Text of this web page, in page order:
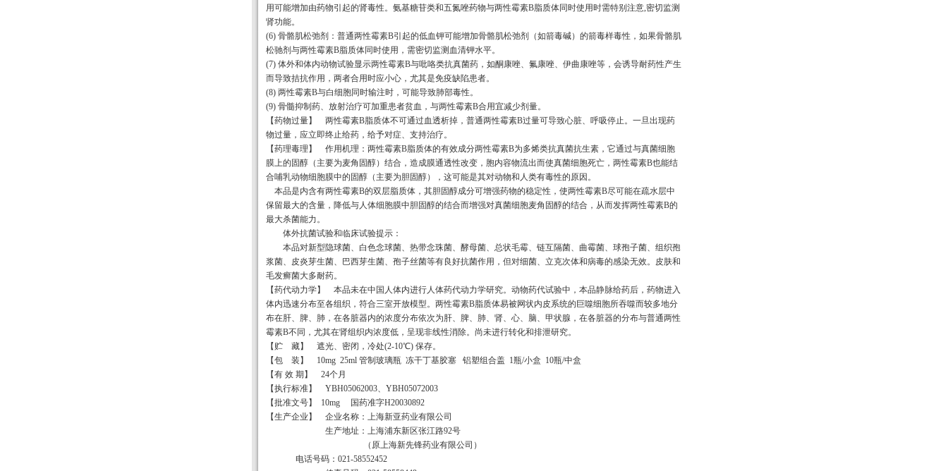
用可能增加由药物引起的肾毒性。氨基糖苷类和五氮唑药物与两性霉素B脂质体同时使用时需特别注意,密切监测
肾功能。
(6) 骨骼肌松弛剂：普通两性霉素B引起的低血钾可能增加骨骼肌松弛剂（如箭毒碱）的箭毒样毒性，如果骨骼肌
松驰剂与两性霉素B脂质体同时使用，需密切监测血清钾水平。
(7) 体外和体内动物试验显示两性霉素B与吡咯类抗真菌药，如酮康唑、氟康唑、伊曲康唑等，会诱导耐药性产生
而导致拮抗作用，两者合用时应小心，尤其是免疫缺陷患者。
(8) 两性霉素B与白细胞同时输注时，可能导致肺部毒性。
(9) 骨髓抑制药、放射治疗可加重患者贫血，与两性霉素B合用宜减少剂量。
【药物过量】 两性霉素B脂质体不可通过血透析掉，普通两性霉素B过量可导致心脏、呼吸停止。一旦出现药
物过量，应立即终止给药，给予对症、支持治疗。
【药理毒理】 作用机理：两性霉素B脂质体的有效成分两性霉素B为多烯类抗真菌抗生素，它通过与真菌细胞
膜上的固醇（主要为麦角固醇）结合，造成膜通透性改变，胞内容物流出而使真菌细胞死亡，两性霉素B也能结
合哺乳动物细胞膜中的固醇（主要为胆固醇），这可能是其对动物和人类有毒性的原因。
本品是内含有两性霉素B的双层脂质体，其胆固醇成分可增强药物的稳定性，使两性霉素B尽可能在疏水层中
保留最大的含量，降低与人体细胞膜中胆固醇的结合而增强对真菌细胞麦角固醇的结合，从而发挥两性霉素B的
最大杀菌能力。
体外抗菌试验和临床试验提示：
本品对新型隐球菌、白色念球菌、热带念珠菌、酵母菌、总状毛霉、链互隔菌、曲霉菌、球孢子菌、组织孢
浆菌、皮炎芽生菌、巴西芽生菌、孢子丝菌等有良好抗菌作用，但对细菌、立克次体和病毒的感染无效。皮肤和
毛发癣菌大多耐药。
【药代动力学】 本品未在中国人体内进行人体药代动力学研究。动物药代试验中，本品静脉给药后，药物进入
体内迅速分布至各组织，符合三室开放模型。两性霉素B脂质体易被网状内皮系统的巨噬细胞所吞噬而较多地分
布在肝、脾、肺，在各脏器内的浓度分布依次为肝、脾、肺、肾、心、脑、甲状腺，在各脏器的分布与普通两性
霉素B不同，尤其在肾组织内浓度低，呈现非线性消除。尚未进行转化和排泄研究。
【贮 藏】 遮光、密闭，冷处(2-10℃) 保存。
【包 装】 10mg 25ml 管制玻璃瓶 冻干丁基胶塞 铝塑组合盖 1瓶/小盒 10瓶/中盒
【有 效 期】 24个月
【执行标准】 YBH05062003、YBH05072003
【批准文号】 10mg 国药准字H20030892
【生产企业】 企业名称：上海新亚药业有限公司
生产地址：上海浦东新区张江路92号
（原上海新先锋药业有限公司）
电话号码： 021-58552452